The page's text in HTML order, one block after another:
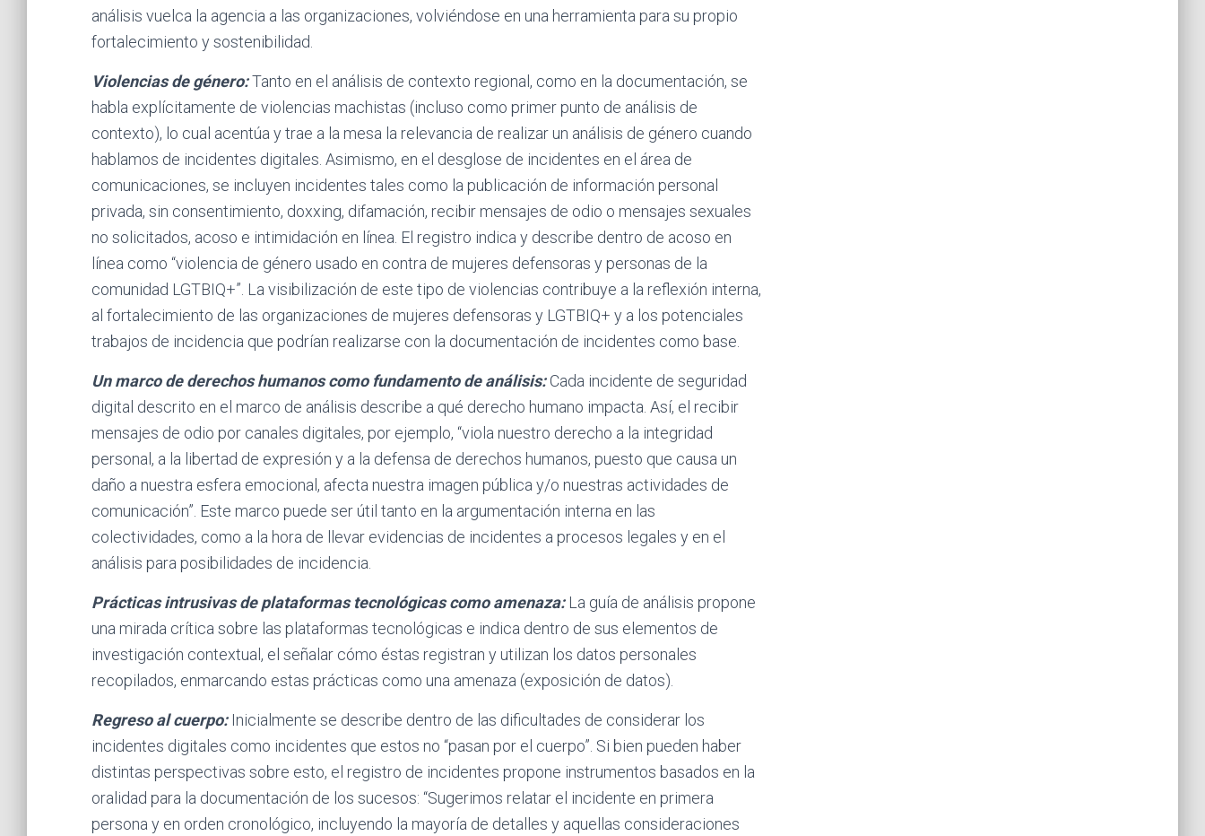
análisis vuelca la agencia a las organizaciones, volviéndose en una herramienta para su propio
fortalecimiento y sostenibilidad.
Violencias de género:Tanto en el análisis de contexto regional, como en la documentación, se
habla explícitamente de violencias machistas (incluso como primer punto de análisis de
contexto), lo cual acentúa y trae a la mesa la relevancia de realizar un análisis de género cuando
hablamos de incidentes digitales. Asimismo, en el desglose de incidentes en el área de
comunicaciones, se incluyen incidentes tales como la publicación de información personal
privada, sin consentimiento, doxxing, difamación, recibir mensajes de odio o mensajes sexuales
no solicitados, acoso e intimidación en línea. El registro indica y describe dentro de acoso en
línea como “violencia de género usado en contra de mujeres defensoras y personas de la
comunidad LGTBIQ+”. La visibilización de este tipo de violencias contribuye a la reflexión interna,
al fortalecimiento de las organizaciones de mujeres defensoras y LGTBIQ+ y a los potenciales
trabajos de incidencia que podrían realizarse con la documentación de incidentes como base.
Un marco de derechos humanos como fundamento de análisis:Cada incidente de seguridad
digital descrito en el marco de análisis describe a qué derecho humano impacta. Así, el recibir
mensajes de odio por canales digitales, por ejemplo, “viola nuestro derecho a la integridad
personal, a la libertad de expresión y a la defensa de derechos humanos, puesto que causa un
daño a nuestra esfera emocional, afecta nuestra imagen pública y/o nuestras actividades de
comunicación”. Este marco puede ser útil tanto en la argumentación interna en las
colectividades, como a la hora de llevar evidencias de incidentes a procesos legales y en el
análisis para posibilidades de incidencia.
Prácticas intrusivas de plataformas tecnológicas como amenaza:La guía de análisis propone
una mirada crítica sobre las plataformas tecnológicas e indica dentro de sus elementos de
investigación contextual, el señalar cómo éstas registran y utilizan los datos personales
recopilados, enmarcando estas prácticas como una amenaza (exposición de datos).
Regreso al cuerpo:Inicialmente se describe dentro de las dificultades de considerar los
incidentes digitales como incidentes que estos no “pasan por el cuerpo”. Si bien pueden haber
distintas perspectivas sobre esto, el registro de incidentes propone instrumentos basados en la
oralidad para la documentación de los sucesos: “Sugerimos relatar el incidente en primera
persona y en orden cronológico, incluyendo la mayoría de detalles y aquellas consideraciones